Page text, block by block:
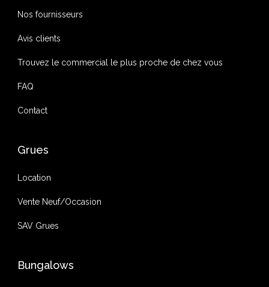
Nos fournisseurs
Avis clients
Trouvez le commercial le plus proche de chez vous
FAQ
Contact
Grues
Location
Vente Neuf/Occasion
SAV Grues
Bungalows